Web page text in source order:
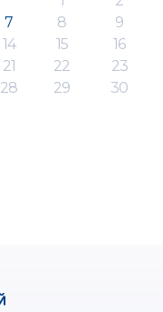
7 8
9
14 15
16
21 22
23
28 29
30